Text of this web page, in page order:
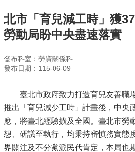
北市「育兒減工時」獲
勞動局盼中央盡速落實
發布科室：勞資關係科
發布日期：115-06-09
臺北市政府致力打造育兒友善職
推出「育兒減少工時」計畫後，中央
應，將臺北經驗擴及全國。臺北市勞
想、研議至執行，均秉持審慎務實態
界關注及不分黨派民代肯定，本局也